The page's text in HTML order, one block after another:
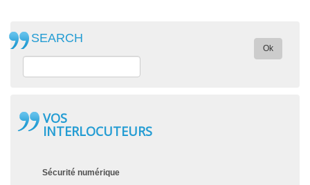
SEARCH
Ok
VOS
INTERLOCUTEURS
Sécurité numérique